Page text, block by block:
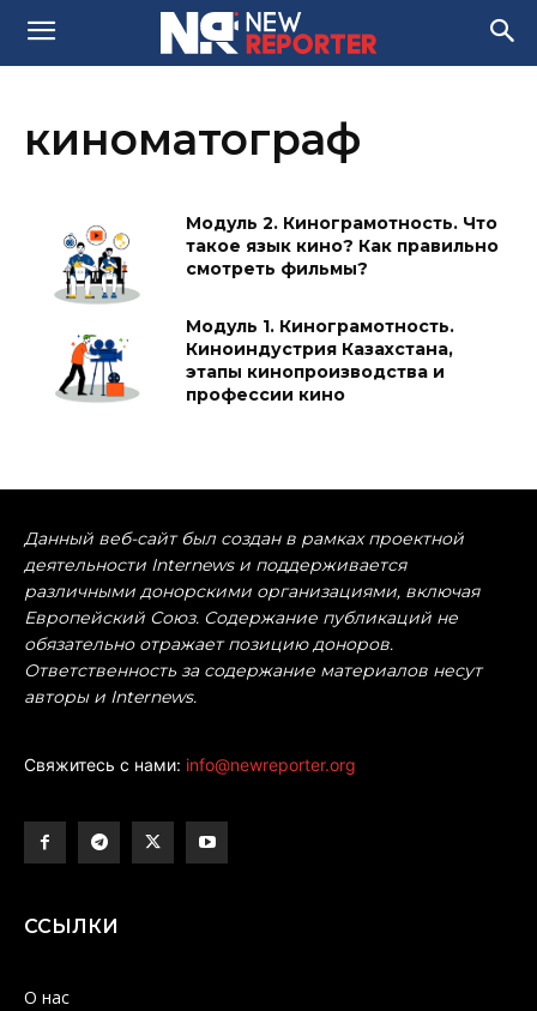
киноматограф
Модуль 2. Кинограмотность. Что
такое язык кино? Как правильно
смотреть фильмы?
Модуль 1. Кинограмотность.
Киноиндустрия Казахстана,
этапы кинопроизводства и
профессии кино
Данный веб-сайт был создан в рамках проектной
деятельности Internews и поддерживается
различными донорскими организациями, включая
Европейский Союз. Содержание публикаций не
обязательно отражает позицию доноров.
Ответственность за содержание материалов несут
авторы и Internews.
Свяжитесь с нами: info@newreporter.org
ССЫЛКИ
О нас